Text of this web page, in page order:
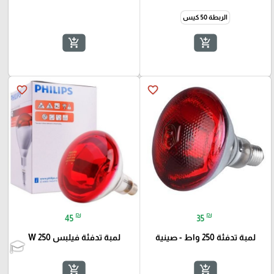
الربطة 50 كيس
add_shopping_cart
add_shopping_cart
favorite_border
35 ₪
لمبة تدفئة 250 واط - صينية
add_shopping_cart
favorite_border
45 ₪
لمبة تدفئة فيلبس 250 W
add_shopping_cart